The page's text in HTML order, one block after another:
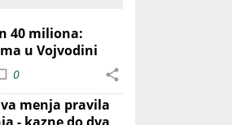
40 miliona:
u Vojvodini
0
menja pravila